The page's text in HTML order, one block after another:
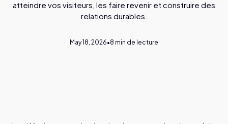
Connaissez votre public
Gérez votre billetterie
Services
atteindre vos visiteurs, les faire revenir et construire des
relations durables.
May 18, 2026•8 min de lecture